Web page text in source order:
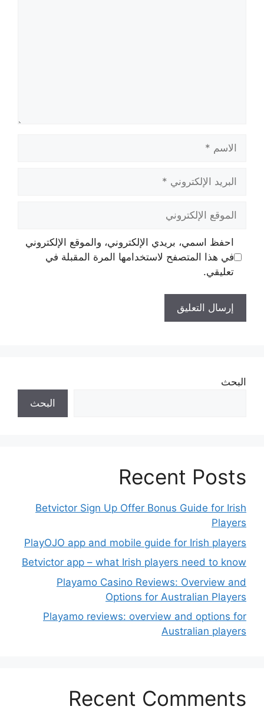
الإلكتروني
الإلكتروني
احفظ اسمي، بريدي الإلكتروني، والموقع الإلكتروني
في هذا المتصفح لاستخدامها المرة المقبلة في
تعليقي.
البحث
البحث
Recent Posts
Betvictor Sign Up Offer Bonus Guide for Irish
Players
PlayOJO app and mobile guide for Irish players
Betvictor app – what Irish players need to know
Playamo Casino Reviews: Overview and
Options for Australian Players
Playamo reviews: overview and options for
Australian players
Recent Comments